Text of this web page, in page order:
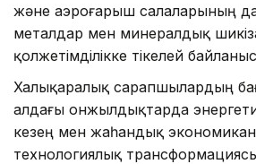
және аэроғарыш салаларының
металдар мен минералдық
қолжетімділікке тікелей
Халықаралық сарапшылардың
алдағы онжылдықтарда
кезең мен жаһандық
технологиялық